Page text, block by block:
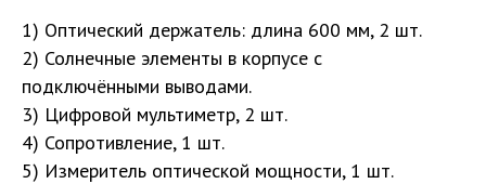
1) Оптический держатель: длина 600 мм, 2 шт.
2) Солнечные элементы в корпусе с
подключёнными выводами.
3) Цифровой мультиметр, 2 шт.
4) Сопротивление, 1 шт.
5) Измеритель оптической мощности, 1 шт.